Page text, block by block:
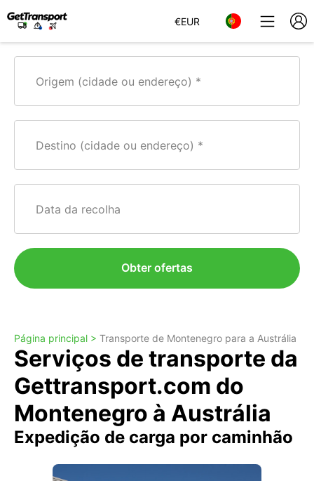
€EUR
Origem (cidade ou endereço)
Destino (cidade ou endereço)
Data da recolha
Obter ofertas
Página principal > Transporte de Montenegro para a Austrália
Serviços de transporte da
Gettransport.com do
Montenegro à Austrália
Expedição de carga por caminhão